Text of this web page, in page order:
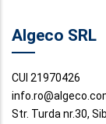
Algeco SRL
CUI 21970426
Str. Turda nr.30,